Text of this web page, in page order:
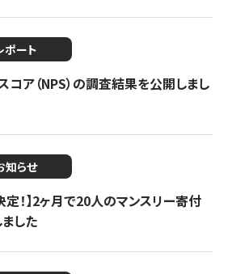
ポート
コア（NPS）の調査結果を公開しまし
知らせ
！】2ヶ月で20人のマンスリー寄付
した